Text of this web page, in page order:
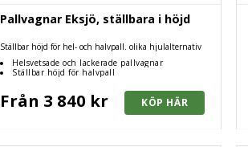
Pallvagnar Eksjö, ställbara i höjd
Ställbar höjd för hel- och halvpall. olika hjulalternativ
Helsvetsade och lackerade pallvagnar
Ställbar höjd för halvpall
Från 3 840 kr